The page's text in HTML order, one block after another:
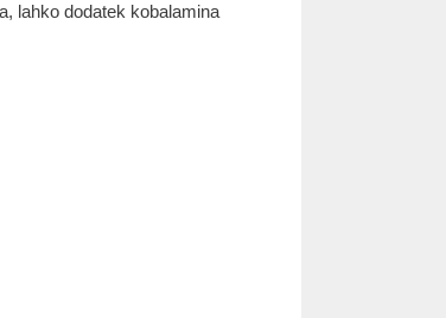
lahko dodatek kobalamina